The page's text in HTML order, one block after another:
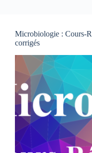
Microbiologie : Cours-
corrigés